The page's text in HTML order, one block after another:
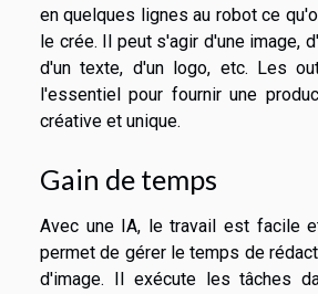
en quelques lignes au robot ce
le crée. Il peut s'agir d'une image,
d'un texte, d'un logo, etc. Les
l'essentiel pour fournir une
créative et unique.
Gain de temps
Avec une IA, le travail est facile
permet de gérer le temps de
d'image. Il exécute les tâches